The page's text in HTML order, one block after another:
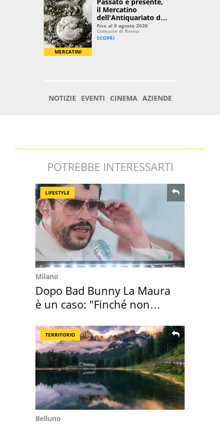
POTREBBE INTERESSARTI
LIFESTYLE
Milano
Dopo Bad Bunny La Maura
è un caso: "Finché non
TERRITORIO
Belluno